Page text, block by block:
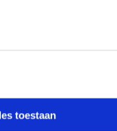
toestaan